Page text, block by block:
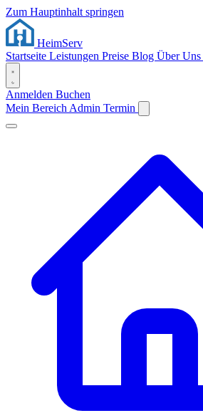
Zum Hauptinhalt springen
HeimServ
Startseite Leistungen Preise Blog Über Uns
Anmelden Buchen
Mein Bereich Admin Termin